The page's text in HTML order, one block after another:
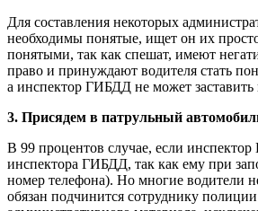
Для составления некоторых
необходимы понятые, ищет он их
понятыми, так как спешат, имеют
право и принуждают водителя стать
а инспектор ГИБДД не может заставить
3. Присядем в патрульный
В 99 процентов случае, если
инспектора ГИБДД, так как ему при
номер телефона). Но многие водители
обязан подчинится сотруднику